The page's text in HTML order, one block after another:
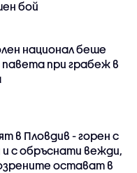
бой
национал беше
при грабеж в
в Пловдив - горен с
и с обръснати вежди,
остават в